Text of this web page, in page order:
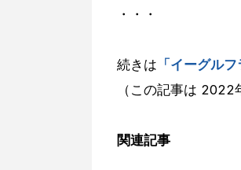
・・・
続きは 「イーグルフ
（この記事は 2022
関連記事